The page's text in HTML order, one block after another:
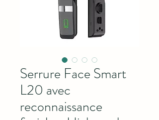
Serrure Face Smart
L20 avec
reconnaissance